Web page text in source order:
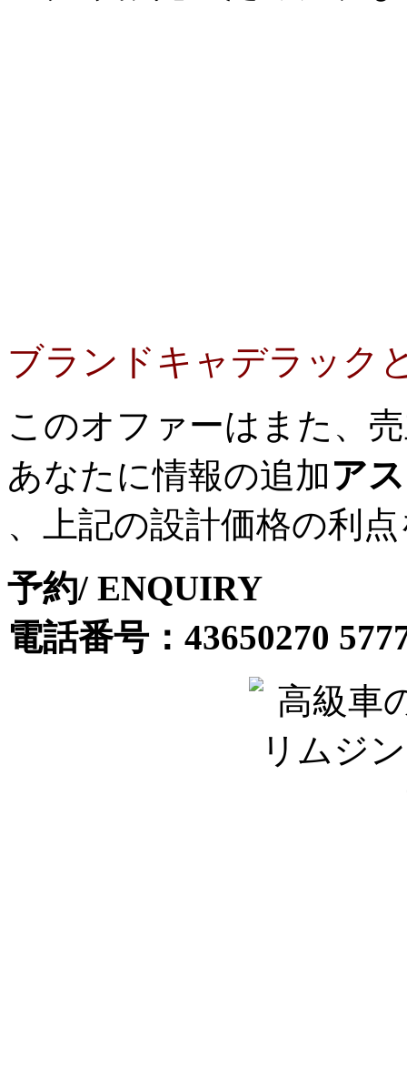
ブランドキャデラック
このオファーはまた、
あなたに情報の追加ア
、上記の設計価格の利
予約/ ENQUIRY
電話番号：43650270